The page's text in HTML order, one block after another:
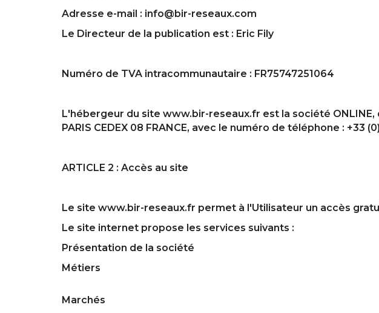
Adresse e-mail : info@bir-reseaux.com
Le Directeur de la publication est : Eric Fily
Numéro de TVA intracommunautaire : FR75747251064
L'hébergeur du site www.bir-reseaux.fr est la société
PARIS CEDEX 08 FRANCE, avec le numéro de téléphone : +33
ARTICLE 2 : Accès au site
Le site www.bir-reseaux.fr permet à l'Utilisateur un accès
Le site internet propose les services suivants :
Présentation de la société
Métiers
Marchés